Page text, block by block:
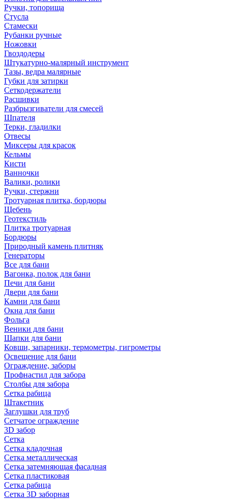
Ручки, топорища
Стусла
Стамески
Рубанки ручные
Ножовки
Гвоздодеры
Штукатурно-малярный инструмент
Тазы, ведра малярные
Губки для затирки
Сеткодержатели
Расшивки
Разбрызгиватели для смесей
Шпателя
Терки, гладилки
Отвесы
Миксеры для красок
Кельмы
Кисти
Ванночки
Валики, ролики
Ручки, стержни
Тротуарная плитка, бордюры
Щебень
Геотекстиль
Плитка тротуарная
Бордюры
Природный камень плитняк
Генераторы
Все для бани
Вагонка, полок для бани
Печи для бани
Двери для бани
Камни для бани
Окна для бани
Фольга
Веники для бани
Шапки для бани
Ковши, запарники, термометры, гигрометры
Освещение для бани
Ограждение, заборы
Профнастил для забора
Столбы для забора
Сетка рабица
Штакетник
Заглушки для труб
Сетчатое ограждение
3D забор
Сетка
Сетка кладочная
Сетка металлическая
Сетка затемняющая фасадная
Сетка пластиковая
Сетка рабица
Сетка 3D заборная